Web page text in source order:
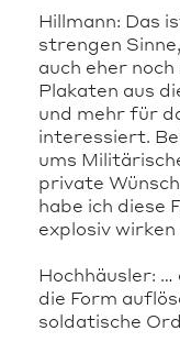
Hillmann: Das
strengen
auch eher
Plakaten aus
und mehr für
interessiert.
ums
private
habe ich diese
explosiv wirken
Hochhäusler: …
die Form
soldatische